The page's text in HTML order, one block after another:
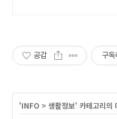
공감 구독
'INFO > 생활정보' 카테고리의